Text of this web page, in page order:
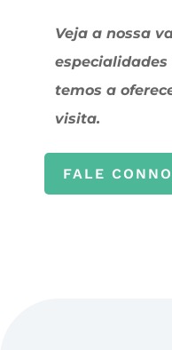
Veja a nossa
especialidades
temos a
visita.
FALE